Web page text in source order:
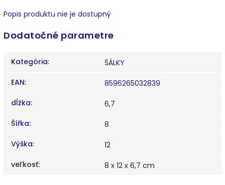
Popis produktu nie je dostupný
Dodatočné parametre
Kategória:
ŠÁLKY
EAN:
8596265032839
dĺžka:
6,7
Šířka:
8
Výška:
12
veľkosť: 8 x 12 x 6,7 cm